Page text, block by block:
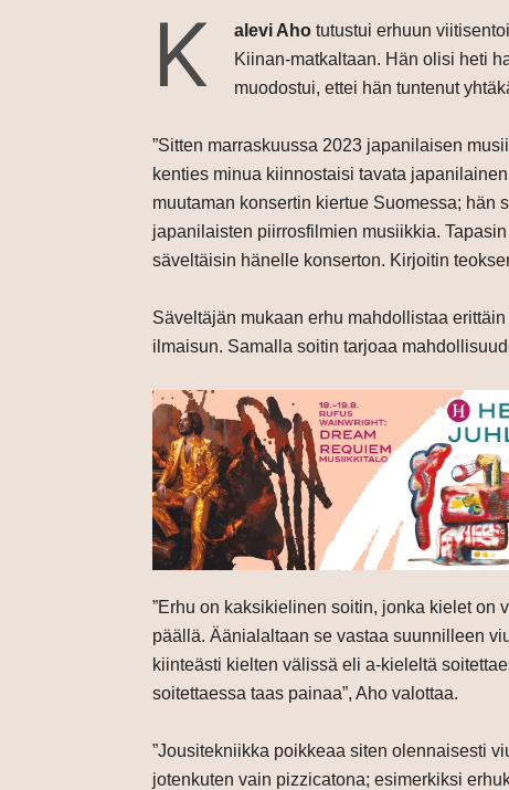
K alevi Aho tutustui erhuun
Kiinan-matkaltaan. Hän olisi heti
muodostui, ettei hän tuntenut
”Sitten marraskuussa 2023 japanilaisen
kenties minua kiinnostaisi tavata
muutaman konsertin kiertue Suomessa; hän
japanilaisten piirrosfilmien musiikkia.
säveltäisin hänelle konserton. Kirjoitin
Säveltäjän mukaan erhu mahdollistaa
ilmaisun. Samalla soitin tarjoaa
”Erhu on kaksikielinen soitin, jonka kielet on
päällä. Äänialaltaan se vastaa suunnilleen
kiinteästi kielten välissä eli a-kieleltä
soitettaessa taas painaa”, Aho valottaa.
”Jousitekniikka poikkeaa siten olennaisesti
jotenkuten vain pizzicatona; esimerkiksi